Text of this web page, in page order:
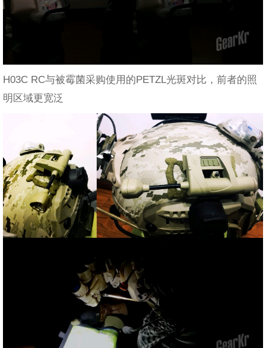
H03C RC与被霉菌采购使用的PETZL光斑对比，前者的照
明区域更宽泛